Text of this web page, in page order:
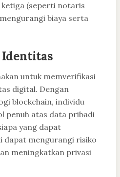
ketiga (seperti notaris
biaya serta
Identitas
untuk memverifikasi
digital. Dengan
blockchain, individu
penuh atas data pribadi
yang dapat
dapat mengurangi risiko
meningkatkan privasi